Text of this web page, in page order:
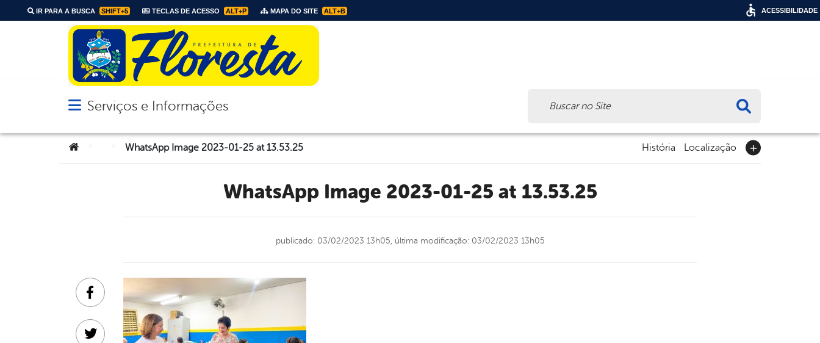
IR PARA A BUSCA SHIFT+5 TECLAS DE ACESSO ALT+P MAPA DO SITE ALT+B
Abrir menu principal de navegação
Serviços e Informações
Você está aqui:WhatsApp Image 2023-01-25 at 13.53.25 História Localização
WhatsApp Image 2023-01-25 at 13.53.25
publicado: 03/02/2023 13h05, última modificação: 03/02/2023 13h05
Facebook
Twitter
ACESSIBILIDADE